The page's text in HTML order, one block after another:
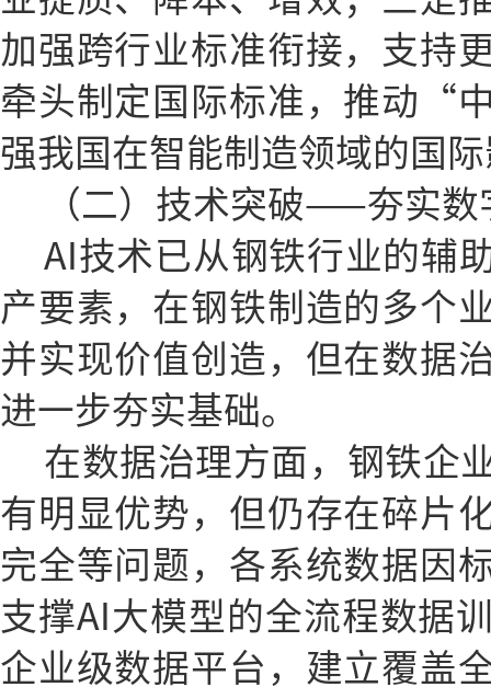
加强跨行业标准衔接，支持
牵头制定国际标准，推动“
强我国在智能制造领域的国
（二）技术突破——夯实
AI技术已从钢铁行业的辅
产要素，在钢铁制造的多个
并实现价值创造，但在数据
进一步夯实基础。
在数据治理方面，钢铁企
有明显优势，但仍存在碎片
完全等问题，各系统数据因
支撑AI大模型的全流程数据
企业级数据平台，建立覆盖